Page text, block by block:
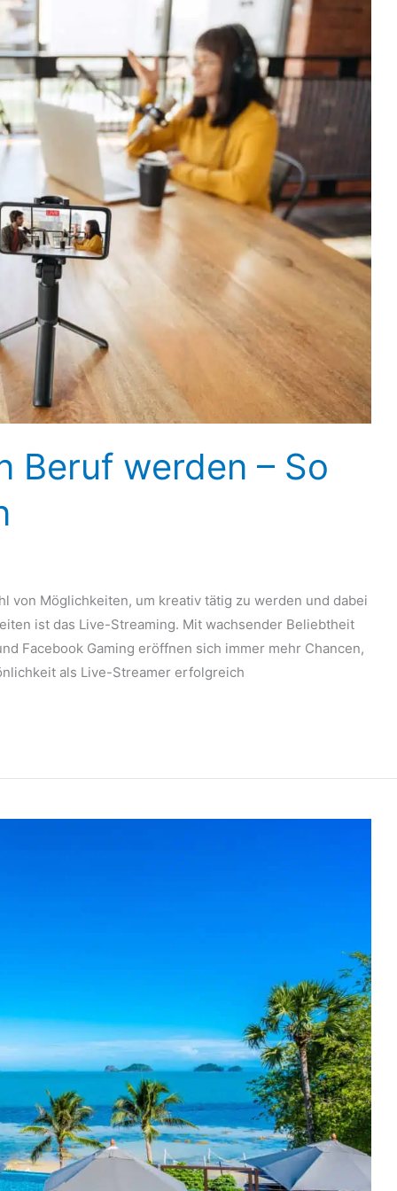
Beruf werden – So
von Möglichkeiten, um kreativ tätig zu werden und dabei
ist das Live-Streaming. Mit wachsender Beliebtheit
Facebook Gaming eröffnen sich immer mehr Chancen,
als Live-Streamer erfolgreich